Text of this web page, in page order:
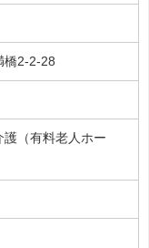
橋2-2-28
（有料老人ホー